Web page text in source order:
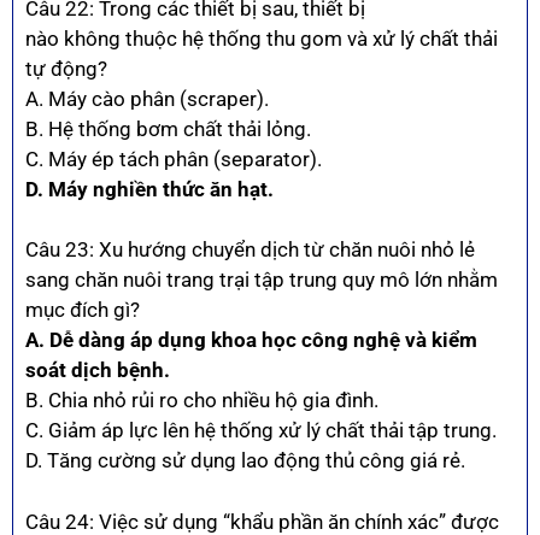
Câu 22: Trong các thiết bị sau, thiết bị
nào không thuộc hệ thống thu gom và xử lý chất thải
tự động?
A. Máy cào phân (scraper).
B. Hệ thống bơm chất thải lỏng.
C. Máy ép tách phân (separator).
D. Máy nghiền thức ăn hạt.
Câu 23: Xu hướng chuyển dịch từ chăn nuôi nhỏ lẻ
sang chăn nuôi trang trại tập trung quy mô lớn nhằm
mục đích gì?
A. Dễ dàng áp dụng khoa học công nghệ và kiểm
soát dịch bệnh.
B. Chia nhỏ rủi ro cho nhiều hộ gia đình.
C. Giảm áp lực lên hệ thống xử lý chất thải tập trung.
D. Tăng cường sử dụng lao động thủ công giá rẻ.
Câu 24: Việc sử dụng “khẩu phần ăn chính xác” được